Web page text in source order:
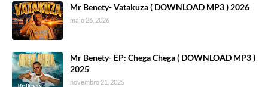
Mr Benety- Vatakuza ( DOWNLOAD MP3 ) 2026
maio 26, 2026
Mr Benety- EP: Chega Chega ( DOWNLOAD MP3 )
2025
novembro 21, 2025